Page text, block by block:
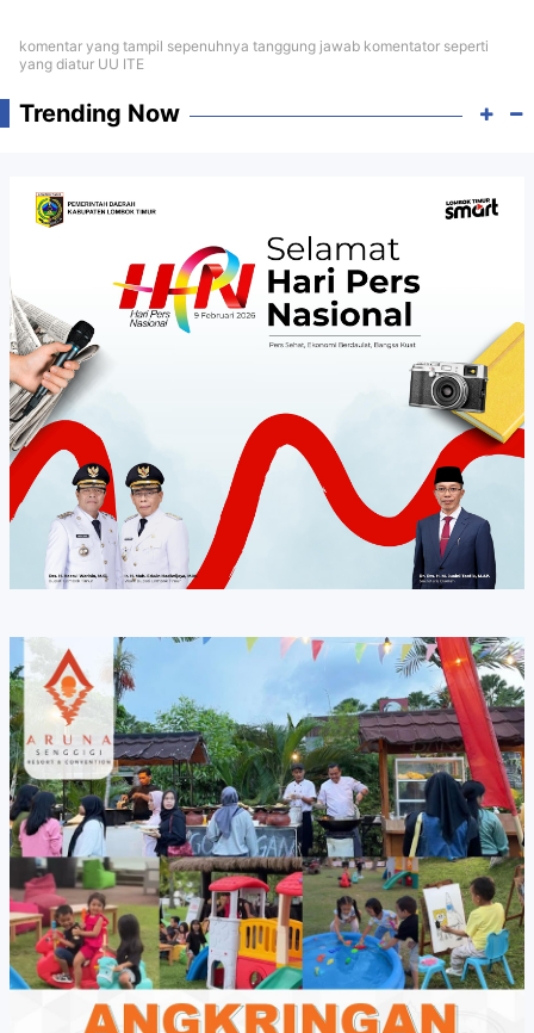
komentar yang tampil sepenuhnya tanggung jawab komentator seperti
yang diatur UU ITE
Trending Now